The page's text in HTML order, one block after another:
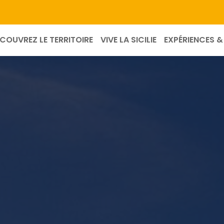
LE TERRITOIRE VIVE LA SICILIE EXPÉRIENCES